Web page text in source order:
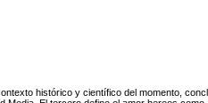
histórico y científico del momento,